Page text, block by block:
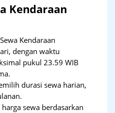
Kendaraan
Kendaraan
dengan waktu
pukul 23.59 WIB
durasi sewa harian,
sewa berdasarkan